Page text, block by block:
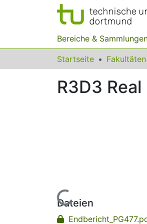
Bereiche &
Startseite Fakultäten
R3D3
Lade...
Dateien